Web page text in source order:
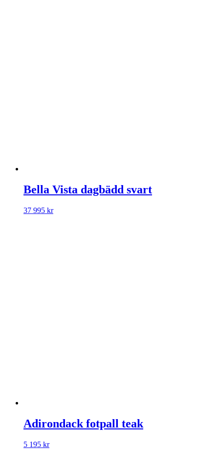
Bella Vista dagbädd svart
37 995 kr
Adirondack fotpall teak
5 195 kr